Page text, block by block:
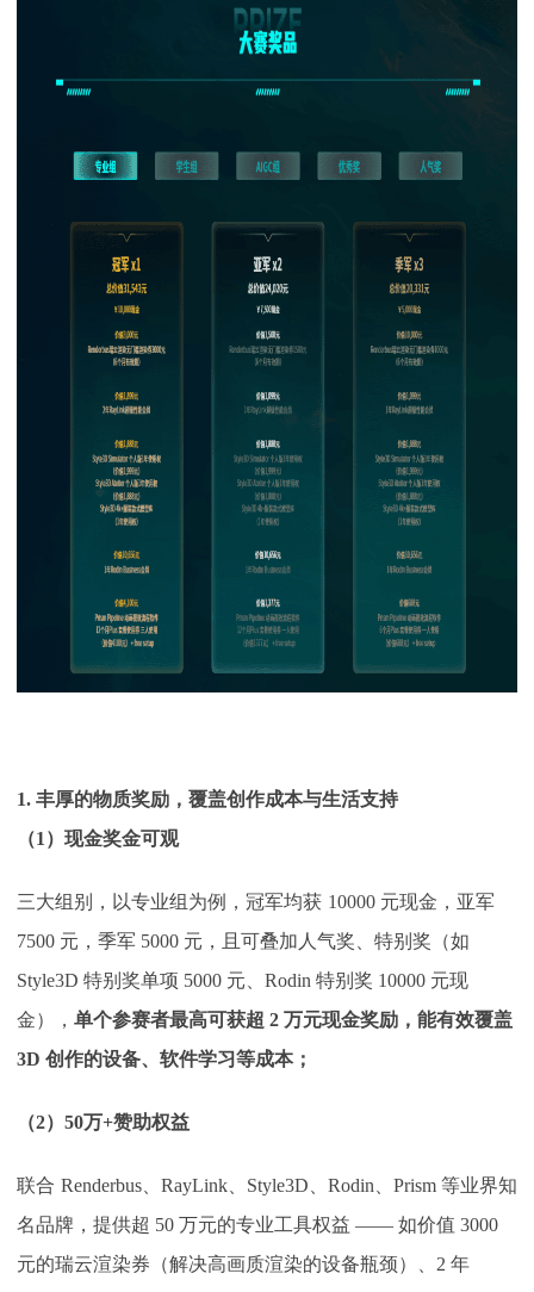
1. 丰厚的物质奖励，覆盖创作成本与生活支持
（1）现金奖金可观
三大组别，以专业组为例，冠军均获 10000 元现金，亚军
7500 元，季军 5000 元，且可叠加人气奖、特别奖（如
Style3D 特别奖单项 5000 元、Rodin 特别奖 10000 元现
金）， 单个参赛者最高可获超 2 万元现金奖励，能有效覆盖
3D 创作的设备、软件学习等成本；
（2）50万+赞助权益
联合 Renderbus、RayLink、Style3D、Rodin、Prism 等业界知
名品牌，提供超 50 万元的专业工具权益 —— 如价值 3000
元的瑞云渲染券（解决高画质渲染的设备瓶颈）、2 年